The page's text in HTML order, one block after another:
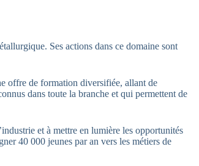
Ses actions dans ce domaine sont
offre de formation diversifiée, allant de
dans toute la branche et qui permettent de
et à mettre en lumière les opportunités
40 000 jeunes par an vers les métiers de